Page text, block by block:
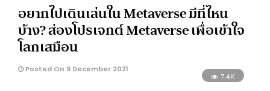
อยากไปเดินเล่นใน Metaverse มีที่ไหน
บ้าง? ส่องโปรเจกต์ Metaverse เพื่อเข้าใจ
โลกเสมือน
Posted On 9 December 2021
7.4K